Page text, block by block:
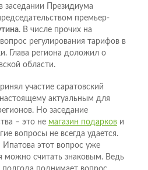
заседании Президиума
премьер-
. В числе прочих на
регулирования тарифов в
Глава региона доложил о
области.
участие саратовский
актуальным для
Но заседание
– это не магазин подарков и
вопросы не всегда удается.
этот вопрос уже
можно считать знаковым. Ведь